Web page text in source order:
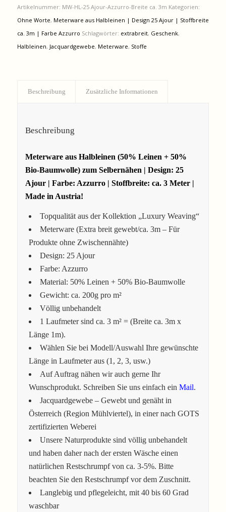
Artikelnummer: MW-HL-25 Ajour-Azzurro-Breite ca. 3m Kategorien:
Ohne Worte, Meterware aus Halbleinen | Design 25 Ajour | Stoffbreite
ca. 3m | Farbe Azzurro Schlagwörter: extrabreit, Geschenk,
Halbleinen, Jacquardgewebe, Meterware, Stoffe
Beschreibung Zusätzliche Informationen
Beschreibung
Meterware aus Halbleinen (50% Leinen + 50%
Bio-Baumwolle)zum Selbernähen | Design: 25
Ajour | Farbe: Azzurro | Stoffbreite: ca. 3 Meter |
Made in Austria!
Topqualität aus der Kollektion „Luxury Weaving“
Meterware (Extra breit gewebt/ca. 3m – Für
Produkte ohne Zwischennähte)
Design: 25 Ajour
Farbe: Azzurro
Material: 50% Leinen + 50% Bio-Baumwolle
Gewicht: ca. 200g pro m²
Völlig unbehandelt
1 Laufmeter sind ca. 3 m² = (Breite ca. 3m x
Länge 1m).
Wählen Sie bei Modell/Auswahl Ihre gewünschte
Länge in Laufmeter aus (1, 2, 3, usw.)
Auf Auftrag nähen wir auch gerne Ihr
Wunschprodukt. Schreiben Sie uns einfach ein Mail.
Jacquardgewebe – Gewebt und genäht in
Österreich (Region Mühlviertel), in einer nach GOTS
zertifizierten Weberei
Unsere Naturprodukte sind völlig unbehandelt
und haben daher nach der ersten Wäsche einen
natürlichen Restschrumpf von ca. 3-5%. Bitte
beachten Sie den Restschrumpf vor dem Zuschnitt.
Langlebig und pflegeleicht, mit 40 bis 60 Grad
waschbar